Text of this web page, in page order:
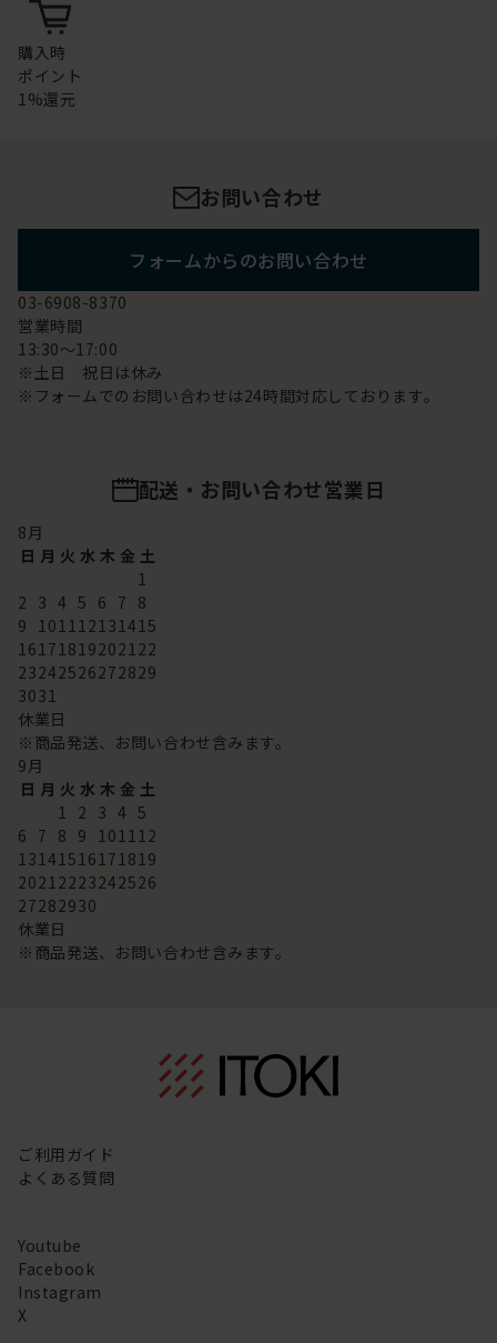
購入時
ポイント
1%還元
お問い合わせ
フォームからのお問い合わせ
03-6908-8370
営業時間
13:30～17:00
※土日 祝日は休み
※フォームでのお問い合わせは24時間対応しております。
配送・お問い合わせ営業日
8月
日 月 火 水 木 金 土
1
2 3 4 5 6 7 8
9 101112131415
16171819202122
23242526272829
3031
休業日
※商品発送、お問い合わせ含みます。
9月
日 月 火 水 木 金 土
1 2 3 4 5
6 7 8 9 101112
13141516171819
20212223242526
27282930
休業日
※商品発送、お問い合わせ含みます。
ご利用ガイド
よくある質問
Youtube
Facebook
Instagram
X